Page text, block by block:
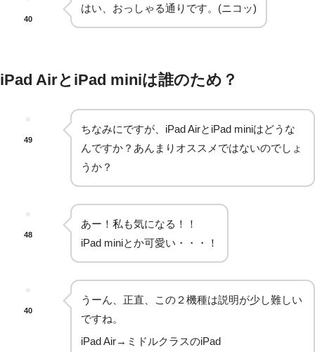
40
はい、おっしゃる通りです。(ニコッ)
iPad AirとiPad miniは誰のため？
49
ちなみにですが、iPad AirとiPad miniはどうな
んですか？あんまりオススメではないのでしょ
うか？
48
あー！私も気になる！！
iPad miniとか可愛い・・・！
40
うーん、正直、この２機種は説明が少し難しい
ですね。
iPad Air→ミドルクラスのiPad